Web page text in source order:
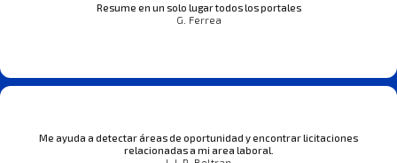
Resume en un solo lugar todos los portales
G. Ferrea
Me ayuda a detectar áreas de oportunidad y encontrar licitaciones
relacionadas a mi area laboral.